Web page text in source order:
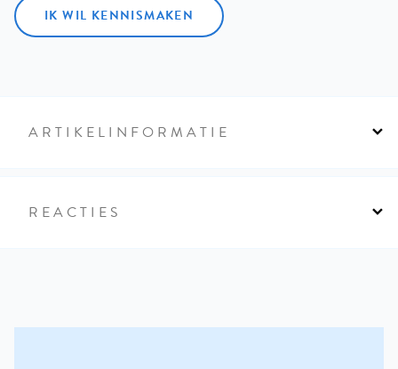
IK WIL KENNISMAKEN
ARTIKELINFORMATIE
REACTIES